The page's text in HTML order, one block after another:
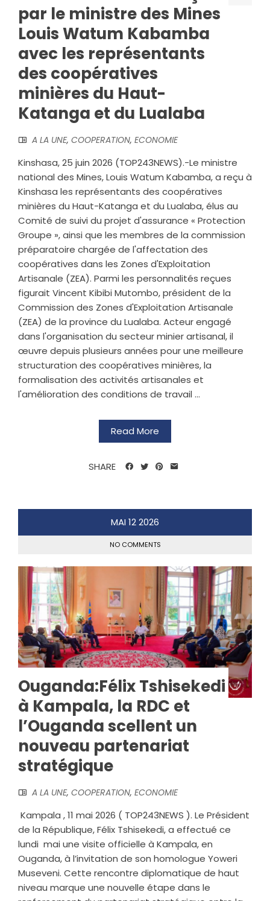
par le ministre des Mines
Louis Watum Kabamba
avec les représentants
des coopératives
minières du Haut-
Katanga et du Lualaba
A LA UNE, COOPERATION, ECONOMIE
Kinshasa, 25 juin 2026 (TOP243NEWS).-Le ministre
national des Mines, Louis Watum Kabamba, a reçu à
Kinshasa les représentants des coopératives
minières du Haut-Katanga et du Lualaba, élus au
Comité de suivi du projet d'assurance « Protection
Groupe », ainsi que les membres de la commission
préparatoire chargée de l'affectation des
coopératives dans les Zones d'Exploitation
Artisanale (ZEA). Parmi les personnalités reçues
figurait Vincent Kibibi Mutombo, président de la
Commission des Zones d'Exploitation Artisanale
(ZEA) de la province du Lualaba. Acteur engagé
dans l'organisation du secteur minier artisanal, il
œuvre depuis plusieurs années pour une meilleure
structuration des coopératives minières, la
formalisation des activités artisanales et
l'amélioration des conditions de travail ...
Read More
SHARE
MAI122026
NO COMMENTS
Ouganda:Félix Tshisekedi
à Kampala, la RDC et
l’Ouganda scellent un
nouveau partenariat
stratégique
A LA UNE, COOPERATION, ECONOMIE
‎ ‎Kampala , 11 mai 2026 ( TOP243NEWS ). Le Président
de la République, Félix Tshisekedi, a effectué ce
lundi mai une visite officielle à Kampala, en
Ouganda, à l’invitation de son homologue Yoweri
Museveni. Cette rencontre diplomatique de haut
niveau marque une nouvelle étape dans le